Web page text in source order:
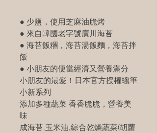
● 少鹽，使用芝麻油脆烤
● 來自韓國老字號廣川海苔
● 海苔飯糰，海苔湯飯麵，海苔拌
飯
● 小朋友的便當經濟又營養滿分
小朋友的最愛！日本官方授權蠟筆
小新系列
添加多種蔬菜 香香脆脆，營養美
味
成海苔,玉米油,綜合乾燥蔬菜(胡蘿